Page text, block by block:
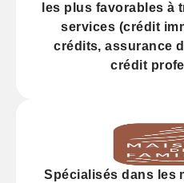
les plus favorables à
services (crédit
crédits,assurance
crédit
Spécialisés dans les